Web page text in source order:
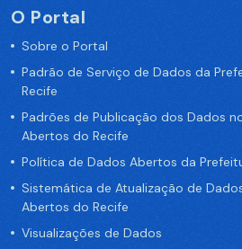
O Portal
Sobre o Portal
Padrão de Serviço de Dados da
Recife
Padrões de Publicação dos Dados
Abertos do Recife
Política de Dados Abertos da
Sistemática de Atualização de
Abertos do Recife
Visualizações de Dados